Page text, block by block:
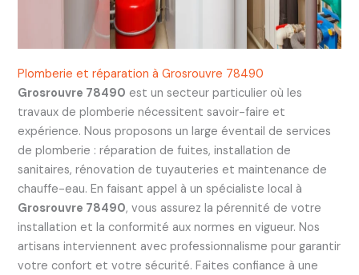
Plomberie et réparation à Grosrouvre 78490
Grosrouvre 78490 est un secteur particulier où les
travaux de plomberie nécessitent savoir-faire et
expérience. Nous proposons un large éventail de services
de plomberie : réparation de fuites, installation de
sanitaires, rénovation de tuyauteries et maintenance de
chauffe-eau. En faisant appel à un spécialiste local à
Grosrouvre 78490, vous assurez la pérennité de votre
installation et la conformité aux normes en vigueur. Nos
artisans interviennent avec professionnalisme pour garantir
votre confort et votre sécurité. Faites confiance à une